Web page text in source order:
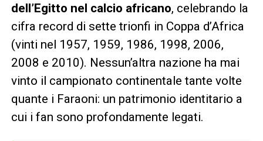
dell’Egitto nel calcio africano, celebrando la
cifra record di sette trionfi in Coppa d’Africa
(vinti nel 1957, 1959, 1986, 1998, 2006,
2008 e 2010). Nessun’altra nazione ha mai
vinto il campionato continentale tante volte
quante i Faraoni: un patrimonio identitario a
cui i fan sono profondamente legati.